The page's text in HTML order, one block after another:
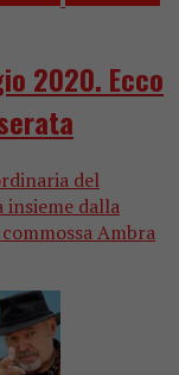
2020. Ecco
del
dalla
Ambra